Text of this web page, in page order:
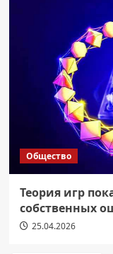
Общество
Теория игр
собственных
25.04.2026